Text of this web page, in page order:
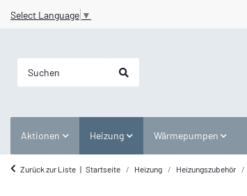
Select Language ▼
Aktionen Heizung Wärmepumpen
Zurück zur Liste Startseite Heizung Heizungszubehör